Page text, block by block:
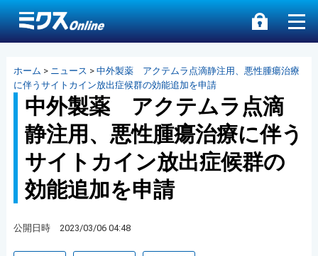
ホーム > ニュース > 中外製薬 アクテムラ点滴静注用、悪性腫瘍治療
に伴うサイトカイン放出症候群の効能追加を申請
中外製薬 アクテムラ点滴
静注用、悪性腫瘍治療に伴う
サイトカイン放出症候群の
効能追加を申請
公開日時 2023/03/06 04:48